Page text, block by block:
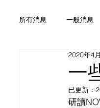
所有消息 一般消息
一
2020年4
已更新：
研讀